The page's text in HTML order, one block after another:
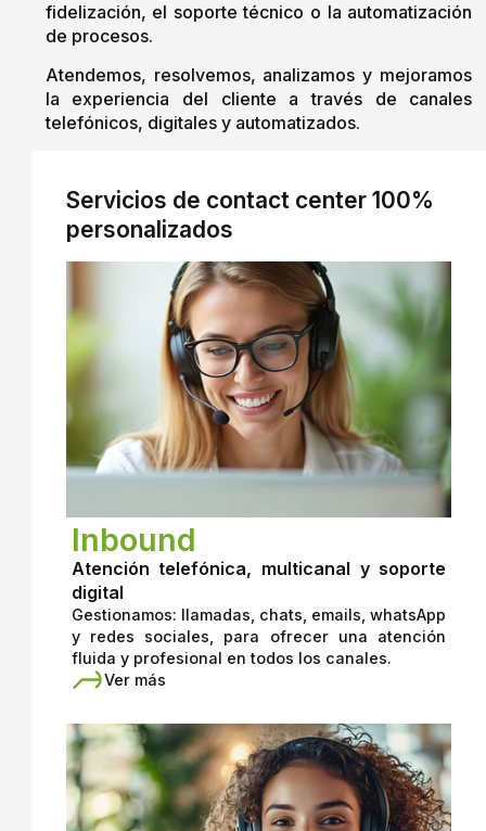
fidelización, el soporte técnico o la automatización
de procesos.
Atendemos, resolvemos, analizamos y mejoramos
la experiencia del cliente a través de canales
telefónicos, digitales y automatizados.
Servicios de contact center 100%
personalizados
Inbound
Atención telefónica, multicanal y soporte
digital
Gestionamos: llamadas, chats, emails, whatsApp
y redes sociales, para ofrecer una atención
fluida y profesional en todos los canales.
Ver más